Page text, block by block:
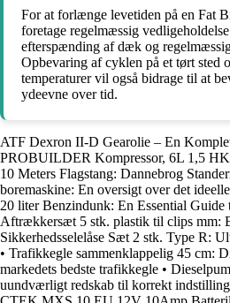
For at forlænge levetiden på en Fat
foretage regelmæssig
efterspænding af dæk og
Opbevaring af cyklen på et tørt sted
temperaturer vil også bidrage til at
ydeevne over tid.
ATF Dexron II-D Gearolie – En
PROBUILDER Kompressor, 6L 1,5 HK
10 Meters Flagstang: Dannebrog
boremaskine: En oversigt over det
20 liter Benzindunk: En Essential
Aftrækkersæt 5 stk. plastik til clips mm:
Sikkerhedsselelåse Sæt 2 stk. Type R:
• Trafikkegle sammenklappelig 45 cm:
markedets bedste trafikkegle •
uundværligt redskab til korrekt